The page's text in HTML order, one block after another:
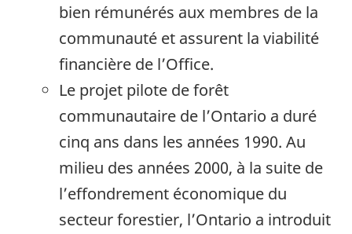
bien rémunérés aux membres de la
communauté et assurent la viabilité
financière de l’Office.
Le projet pilote de forêt
communautaire de l’Ontario a duré
cinq ans dans les années 1990. Au
milieu des années 2000, à la suite de
l’effondrement économique du
secteur forestier, l’Ontario a introduit